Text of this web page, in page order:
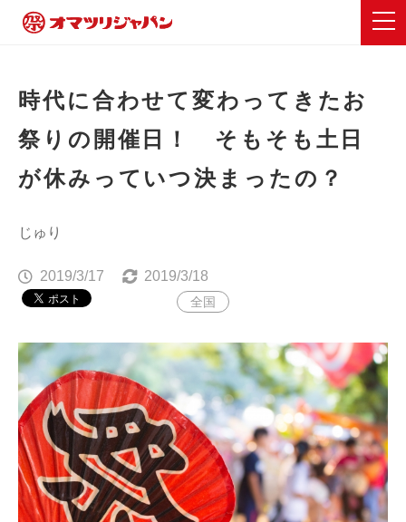
時代に合わせて変わってきたお
祭りの開催日！ そもそも土日
が休みっていつ決まったの？
じゅり
2019/3/17 2019/3/18
全国